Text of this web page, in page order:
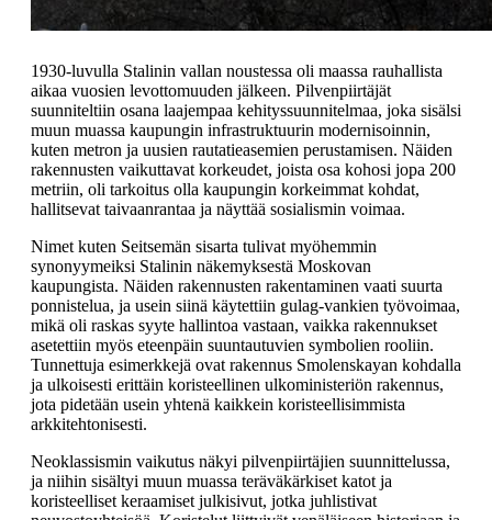
1930-luvulla Stalinin vallan noustessa oli maassa rauhallista
aikaa vuosien levottomuuden jälkeen. Pilvenpiirtäjät
suunniteltiin osana laajempaa kehityssuunnitelmaa, joka sisälsi
muun muassa kaupungin infrastruktuurin modernisoinnin,
kuten metron ja uusien rautatieasemien perustamisen. Näiden
rakennusten vaikuttavat korkeudet, joista osa kohosi jopa 200
metriin, oli tarkoitus olla kaupungin korkeimmat kohdat,
hallitsevat taivaanrantaa ja näyttää sosialismin voimaa.
Nimet kuten Seitsemän sisarta tulivat myöhemmin
synonyymeiksi Stalinin näkemyksestä Moskovan
kaupungista. Näiden rakennusten rakentaminen vaati suurta
ponnistelua, ja usein siinä käytettiin gulag-vankien työvoimaa,
mikä oli raskas syyte hallintoa vastaan, vaikka rakennukset
asetettiin myös eteenpäin suuntautuvien symbolien rooliin.
Tunnettuja esimerkkejä ovat rakennus Smolenskayan kohdalla
ja ulkoisesti erittäin koristeellinen ulkoministeriön rakennus,
jota pidetään usein yhtenä kaikkein koristeellisimmista
arkkitehtonisesti.
Neoklassismin vaikutus näkyi pilvenpiirtäjien suunnittelussa,
ja niihin sisältyi muun muassa teräväkärkiset katot ja
koristeelliset keraamiset julkisivut, jotka juhlistivat